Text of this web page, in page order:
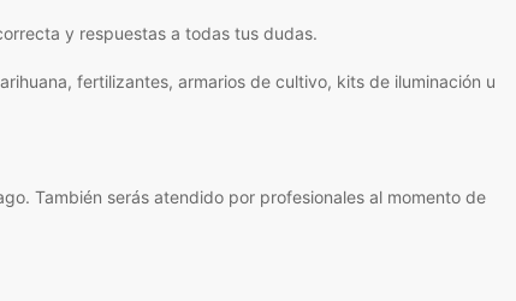
y respuestas a todas tus dudas.
fertilizantes, armarios de cultivo, kits de iluminación u
También serás atendido por profesionales al momento de